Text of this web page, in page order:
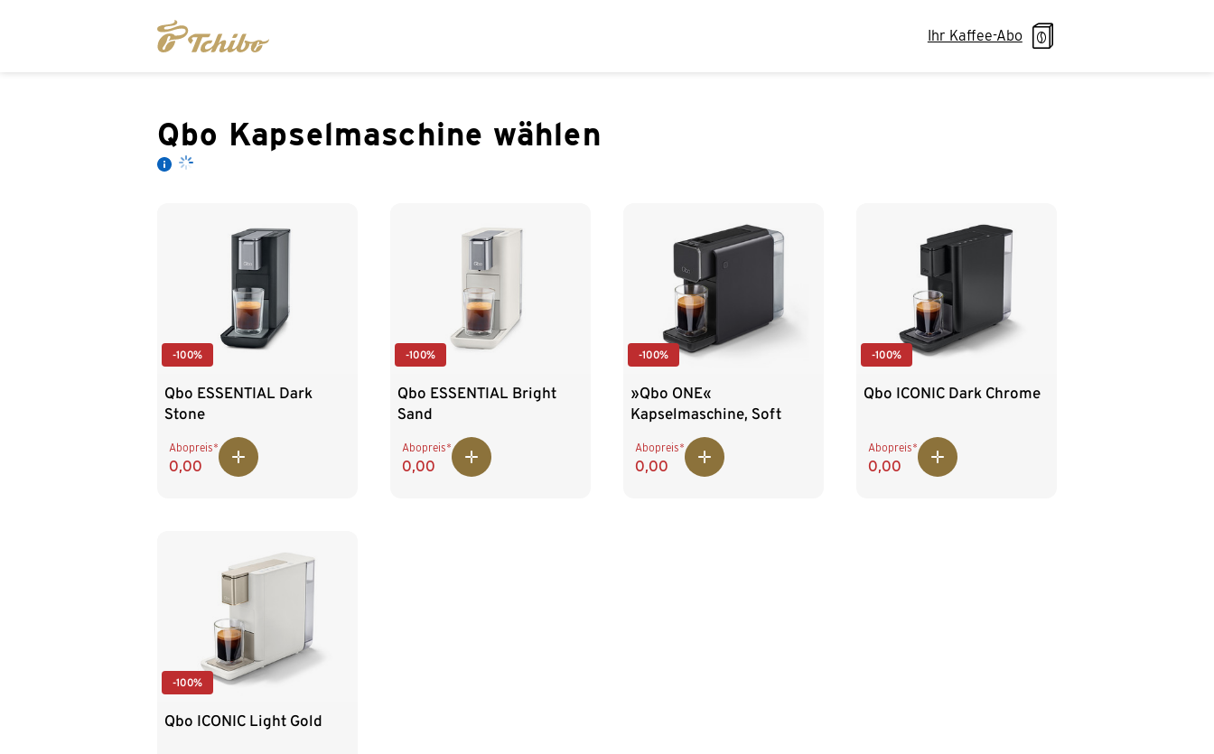
Ihr Kaffee-Abo
Qbo Kapselmaschine wählen
-100%
Qbo ESSENTIAL Dark
Stone
Abopreis*
0,00
-100%
Qbo ESSENTIAL Bright
Sand
Abopreis*
0,00
-100%
»Qbo ONE«
Kapselmaschine, Soft
Abopreis*
0,00
-100%
Qbo ICONIC Dark Chrome
Abopreis*
0,00
-100%
Qbo ICONIC Light Gold